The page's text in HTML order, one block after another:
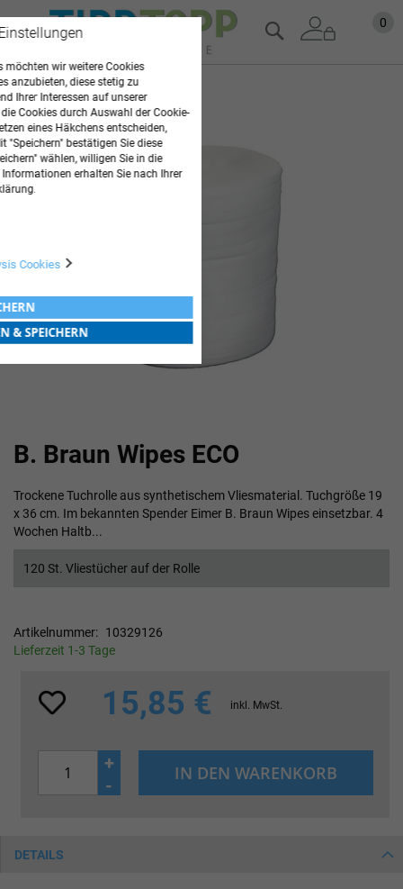
Zum
Inhalt
0
Suche
B. Braun Wipes ECO
Trockene Tuchrolle aus synthetischem Vliesmaterial. Tuchgröße 19
x 36 cm. Im bekannten Spender Eimer B. Braun Wipes einsetzbar. 4
Wochen Haltb...
120 St. Vliestücher auf der Rolle
Artikelnummer
10329126
Lieferzeit 1-3 Tage
15,85 € inkl. MwSt.
+
-
IN DEN WARENKORB
Zum
Ende
der
Bildgalerie
springen
Anfang
der
springen
DETAILS
möchten wir weitere Cookies
anzubieten, diese stetig zu
Ihrer Interessen auf unserer
Cookies durch Auswahl der Cookie-
eines Häkchens entscheiden,
"Speichern" bestätigen Sie diese
wählen, willigen Sie in die
erhalten Sie nach Ihrer
Cookies
& SPEICHERN